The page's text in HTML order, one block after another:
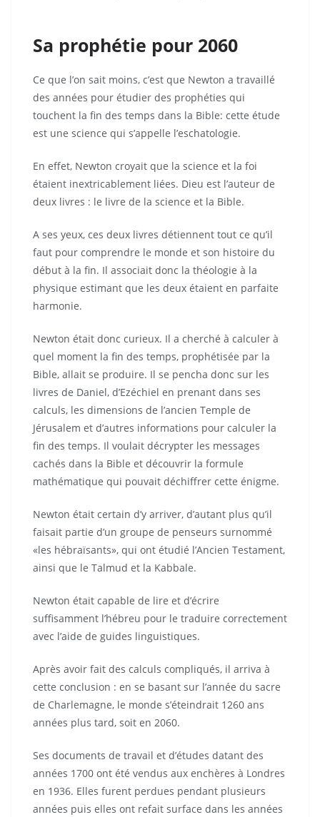
Sa prophétie pour 2060
Ce que l’on sait moins, c’est que Newton a travaillé
des années pour étudier des prophéties qui
touchent la fin des temps dans la Bible: cette étude
est une science qui s’appelle l’eschatologie.
En effet, Newton croyait que la science et la foi
étaient inextricablement liées. Dieu est l’auteur de
deux livres : le livre de la science et la Bible.
A ses yeux, ces deux livres détiennent tout ce qu’il
faut pour comprendre le monde et son histoire du
début à la fin. Il associait donc la théologie à la
physique estimant que les deux étaient en parfaite
harmonie.
Newton était donc curieux. Il a cherché à calculer à
quel moment la fin des temps, prophétisée par la
Bible, allait se produire. Il se pencha donc sur les
livres de Daniel, d’Ezéchiel en prenant dans ses
calculs, les dimensions de l’ancien Temple de
Jérusalem et d’autres informations pour calculer la
fin des temps. Il voulait décrypter les messages
cachés dans la Bible et découvrir la formule
mathématique qui pouvait déchiffrer cette énigme.
Newton était certain d’y arriver, d’autant plus qu’il
faisait partie d’un groupe de penseurs surnommé
«les hébraïsants», qui ont étudié l’Ancien Testament,
ainsi que le Talmud et la Kabbale.
Newton était capable de lire et d’écrire
suffisamment l’hébreu pour le traduire correctement
avec l’aide de guides linguistiques.
Après avoir fait des calculs compliqués, il arriva à
cette conclusion : en se basant sur l’année du sacre
de Charlemagne, le monde s’éteindrait 1260 ans
années plus tard, soit en 2060.
Ses documents de travail et d’études datant des
années 1700 ont été vendus aux enchères à Londres
en 1936. Elles furent perdues pendant plusieurs
années puis elles ont refait surface dans les années